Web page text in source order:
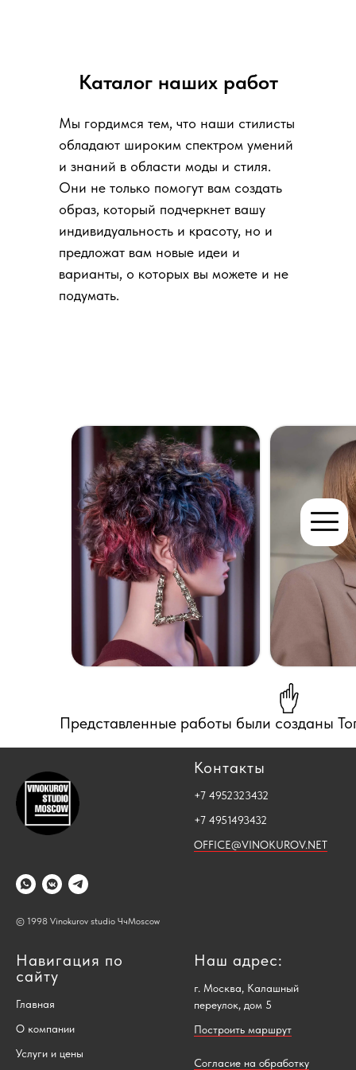
Каталог наших работ
Мы гордимся тем, что наши стилисты
обладают широким спектром умений
и знаний в области моды и стиля.
Они не только помогут вам создать
образ, который подчеркнет вашу
индивидуальность и красоту, но и
предложат вам новые идеи и
варианты, о которых вы можете и не
подумать.
Представленные работы были созданы
© 1998 Vinokurov studio ЧчMoscow
Контакты
+7 4952323432
+7 4951493432
OFFICE@VINOKUROV.NET
Навигация по
сайту
Главная
О компании
Услуги и цены
Наш адрес:
г. Москва, Калашный
переулок, дом 5
Построить маршрут
Согласие на обработку